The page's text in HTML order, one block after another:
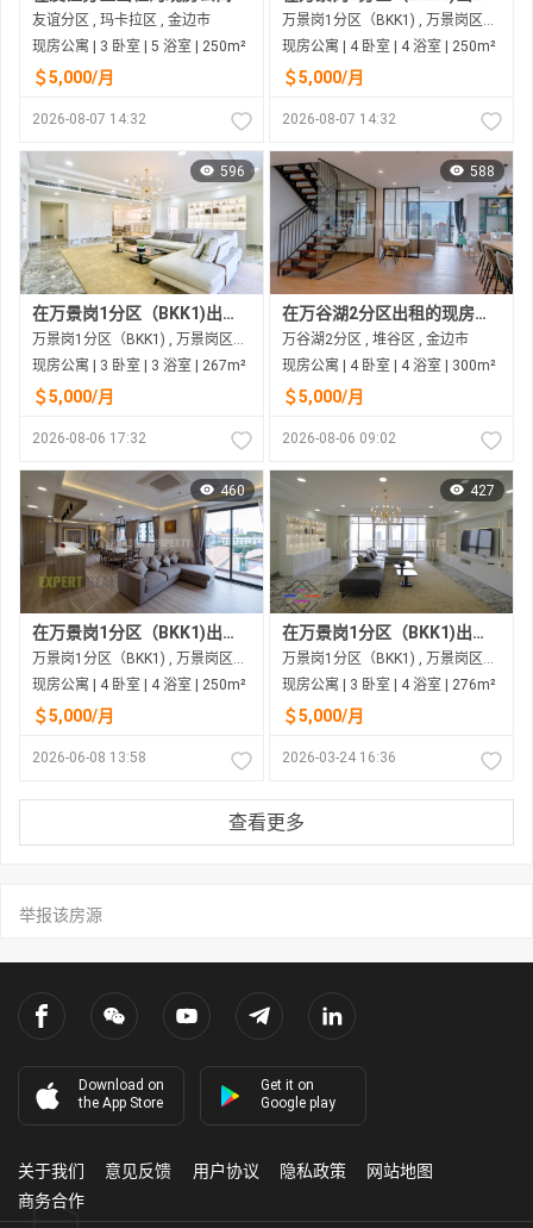
友谊分区 , 玛卡拉区 , 金边市
现房公寓 | 3 卧室 | 5 浴室 | 250m²
＄5,000/月
2026-08-07 14:32
万景岗1分区（BKK1) , 万景岗区（BKK) , 金边市
现房公寓 | 4 卧室 | 4 浴室 | 250m²
＄5,000/月
2026-08-07 14:32
596
在万景岗1分区（BKK1)出租的现房公寓
万景岗1分区（BKK1) , 万景岗区（BKK) , 金边市
现房公寓 | 3 卧室 | 3 浴室 | 267m²
＄5,000/月
2026-08-06 17:32
588
在万谷湖2分区出租的现房公寓
万谷湖2分区 , 堆谷区 , 金边市
现房公寓 | 4 卧室 | 4 浴室 | 300m²
＄5,000/月
2026-08-06 09:02
460
在万景岗1分区（BKK1)出租的现房公寓
万景岗1分区（BKK1) , 万景岗区（BKK) , 金边市
现房公寓 | 4 卧室 | 4 浴室 | 250m²
＄5,000/月
2026-06-08 13:58
427
在万景岗1分区（BKK1)出租的现房公寓
万景岗1分区（BKK1) , 万景岗区（BKK) , 金边市
现房公寓 | 3 卧室 | 4 浴室 | 276m²
＄5,000/月
2026-03-24 16:36
查看更多
举报该房源
Download on
the App Store
Get it on
Google play
关于我们 意见反馈 用户协议 隐私政策
网站地图
商务合作